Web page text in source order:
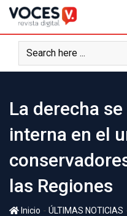
La derecha
interna en el
las Regiones
Inicio - ÚLTIMAS NOTICIAS